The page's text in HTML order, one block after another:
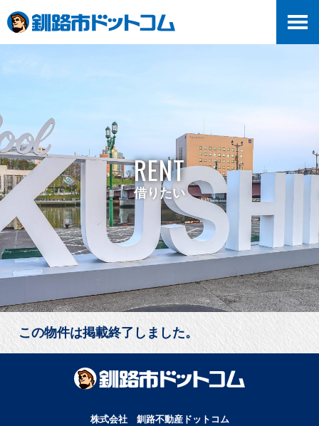
RENT
借りたい
この物件は掲載終了しました。
株式会社 釧路不動産ドットコム